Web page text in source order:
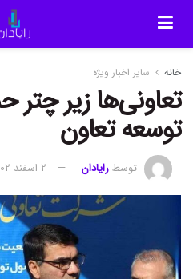
خانه سایر اخبار ویژه
تعاونی‌ها زیر چتر
توسعه تعاون
توسطرایادان 2 اسفند 1402